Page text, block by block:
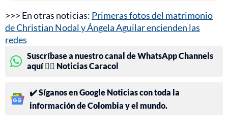
>>> En otras noticias: Primeras fotos del matrimonio
de Christian Nodal y Ángela Aguilar encienden las
redes
Suscríbase a nuestro canal de WhatsApp Channels
aquí 👉🏻 Noticias Caracol
✔️ Síganos en Google Noticias con toda la
información de Colombia y el mundo.